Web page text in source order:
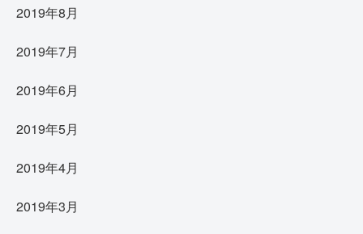
2019年8月
2019年7月
2019年6月
2019年5月
2019年4月
2019年3月